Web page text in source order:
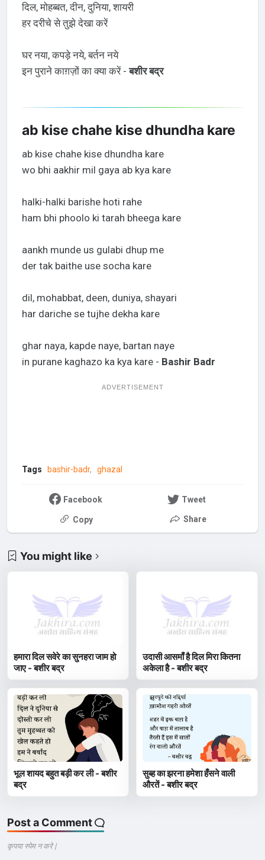
दिल, मोहब्बत, दीन, दुनिया, शायरी
हर दरीचे से तुझे देखा करें
घर नया, कपड़े नये, बर्तन नये
इन पुराने काग़ज़ों का क्या करें -बशीर बद्र
ab kise chahe kise dhundha kare
ab kise chahe kise dhundha kare
wo bhi aakhir mil gaya ab kya kare
halki-halki barishe hoti rahe
ham bhi phoolo ki tarah bheega kare
aankh munde us gulabi dhup me
der tak baithe use socha kare
dil, mohabbat, deen, duniya, shayari
har dariche se tujhe dekha kare
ghar naya, kapde naye, bartan naye
in purane kaghazo ka kya kare - Bashir Badr
ADVERTISEMENT
Tags bashir-badr ghazal
Facebook Tweet
Copy Share
You might like
हमारा दिल सवेरे का सुनहरा जाम हो
जाए - बशीर बद्र
उदासी आसमाँ है दिल मिरा कितना
अकेला है - बशीर बद्र
भूल शायद बहुत बड़ी कर ली - बशीर
बद्र
सुब्ह का झरना हमेशा हँसने वाली
औरतें - बशीर बद्र
Post a Comment
कृपया स्पेम न करे |